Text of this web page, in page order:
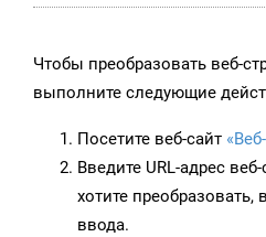
Чтобы преобразовать веб-
выполните следующие
Посетите веб-сайт
Введите URL-адрес
хотите
ввода.